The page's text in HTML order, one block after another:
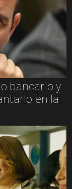
bancario y
en la